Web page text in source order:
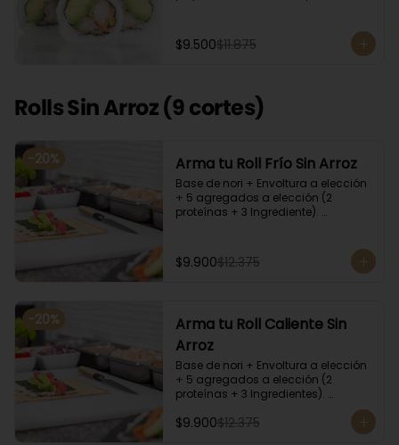
$9.500$11.875
Rolls Sin Arroz (9 cortes)
-20% Arma tu Roll Frío Sin Arroz
Base de nori + Envoltura a elección
+ 5 agregados a elección (2
proteínas + 3 Ingrediente).
relleno palta y/o queso crema para
que el roll pueda compactar y ser
$9.900$12.375
-20%
Arma tu Roll Caliente Sin
Arroz
Base de nori + Envoltura a elección
+ 5 agregados a elección (2
proteínas + 3 Ingredientes).
Acompañado con salsa de soya.
Recomendamos incluir en el relleno
palta y/o queso crema para que el
$9.900$12.375